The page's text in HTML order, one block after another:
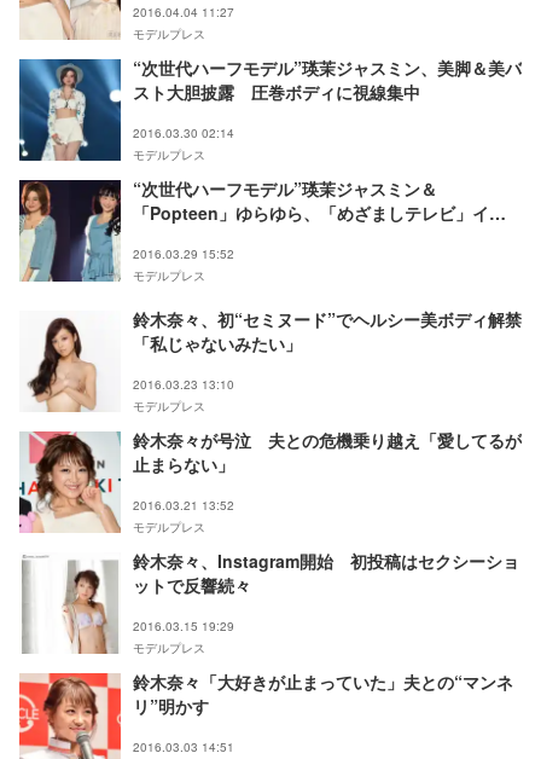
2016.04.04 11:27
モデルプレス
“次世代ハーフモデル”瑛茉ジャスミン、美脚＆美バ
スト大胆披露 圧巻ボディに視線集中
2016.03.30 02:14
モデルプレス
“次世代ハーフモデル”瑛茉ジャスミン＆
「Popteen」ゆらゆら、「めざましテレビ」イマ
2016.03.29 15:52
モデルプレス
鈴木奈々、初“セミヌード”でヘルシー美ボディ解禁
「私じゃないみたい」
2016.03.23 13:10
モデルプレス
鈴木奈々が号泣 夫との危機乗り越え「愛してるが
止まらない」
2016.03.21 13:52
モデルプレス
鈴木奈々、Instagram開始 初投稿はセクシーショ
ットで反響続々
2016.03.15 19:29
モデルプレス
鈴木奈々「大好きが止まっていた」夫との“マンネ
リ”明かす
2016.03.03 14:51